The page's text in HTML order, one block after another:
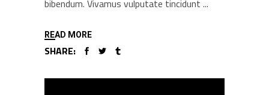
bibendum. Vivamus vulputate tincidunt
READ MORE
SHARE: